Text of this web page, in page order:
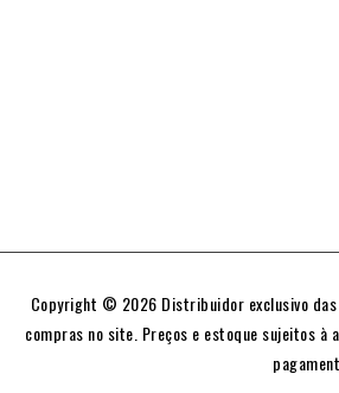
Copyright © 2026 Distribuidor exclusivo das
compras no site. Preços e estoque sujeitos à